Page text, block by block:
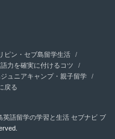
ピン・セブ島留学生活
力を確実に付けるコツ
ュニアキャンプ・親子留学
戻る
語留学の学習と生活 セブナビ ブ